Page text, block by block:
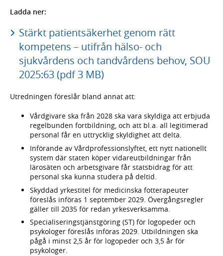
Ladda ner:
Stärkt patientsäkerhet genom rätt
kompetens – utifrån hälso- och
sjukvårdens och tandvårdens behov, SOU
2025:63 (pdf 3 MB)
Utredningen föreslår bland annat att:
Vårdgivare ska från 2028 ska vara skyldiga att erbjuda
regelbunden fortbildning, och att bl.a. all legitimerad
personal får en uttrycklig skyldighet att delta.
Införande av Vårdprofessionslyftet, ett nytt nationellt
system där staten köper vidareutbildningar från
lärosäten och arbetsgivare får statsbidrag för att
personal ska kunna studera på deltid.
Skyddad yrkestitel för medicinska fotterapeuter
föreslås införas 1 september 2029. Övergångsregler
gäller till 2035 för redan yrkesverksamma.
Specialiseringstjänstgöring (ST) för logopeder och
psykologer föreslås införas 2029. Utbildningen ska
pågå i minst 2,5 år för logopeder och 3,5 år för
psykologer.